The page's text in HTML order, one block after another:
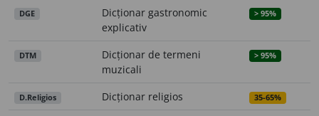
DGE
Dicționar gastronomic
explicativ
> 95%
DTM
Dicționar de termeni
muzicali
> 95%
D.Religios Dicționar religios 35-65%